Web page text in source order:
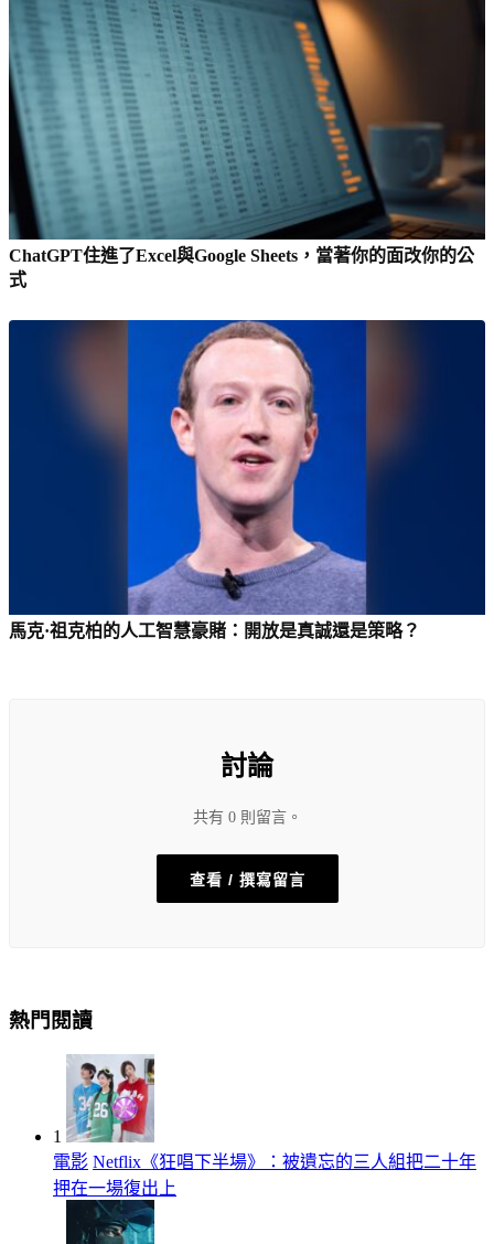
ChatGPT住進了Excel與Google Sheets，當著你的面改你的公
式
馬克·祖克柏的人工智慧豪賭：開放是真誠還是策略？
討論
共有 0 則留言。
查看 / 撰寫留言
熱門閱讀
1
電影 Netflix《狂唱下半場》：被遺忘的三人組把二十年
押在一場復出上